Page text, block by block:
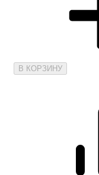
В КОРЗИНУ